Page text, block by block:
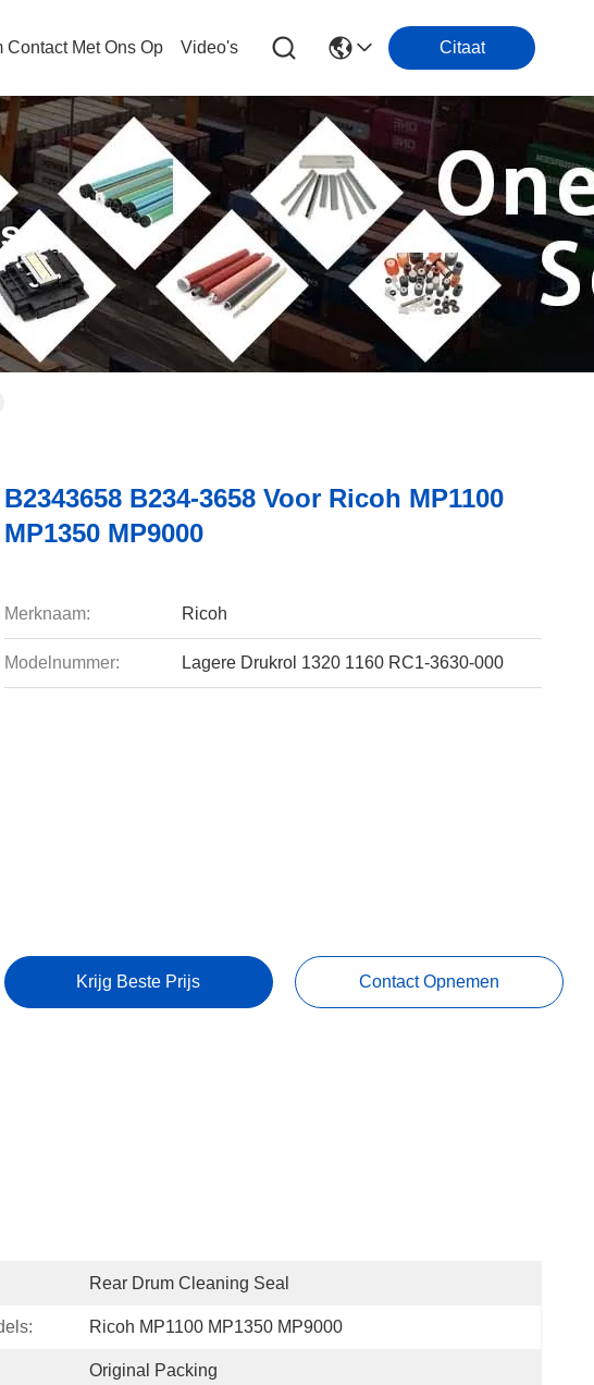
Contact Met Ons Op Video's Citaat
B2343658 B234-3658 Voor Ricoh MP1100
MP1350 MP9000
Merknaam: Ricoh
Modelnummer: Lagere Drukrol 1320 1160 RC1-3630-000
Krijg Beste Prijs Contact Opnemen
Rear Drum Cleaning Seal
Ricoh MP1100 MP1350 MP9000
Original Packing